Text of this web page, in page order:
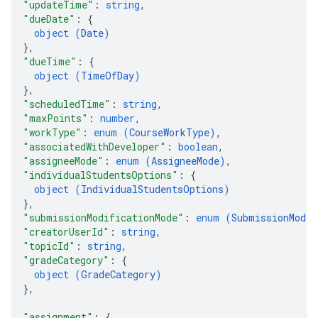
"updateTime" : string,
"dueDate" : {
object (Date)
},
"dueTime" : {
object (TimeOfDay)
},
"scheduledTime" : string,
"maxPoints" : number,
"workType" : enum (CourseWorkType) ,
"associatedWithDeveloper" : boolean,
"assigneeMode" : enum (AssigneeMode) ,
"individualStudentsOptions" : {
object (IndividualStudentsOptions)
},
"submissionModificationMode" : enum (
"creatorUserId" : string,
"topicId" : string,
"gradeCategory" : {
object (GradeCategory)
},